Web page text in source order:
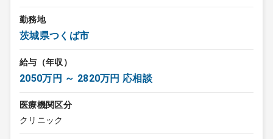
勤務地
茨城県つくば市
給与（年収）
2050万円 ～ 2820万円 応相談
医療機関区分
クリニック